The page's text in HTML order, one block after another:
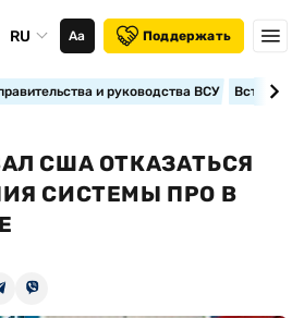
RU Аа Поддержать
и руководства ВСУ
США ОТКАЗАТЬСЯ
СИСТЕМЫ ПРО В